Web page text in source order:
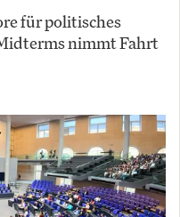
für politisches
nimmt Fahrt